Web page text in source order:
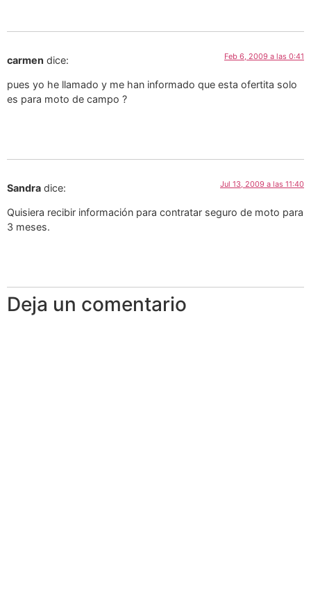
carmen dice: Feb 6, 2009 a las 0:41
pues yo he llamado y me han informado que esta ofertita solo
es para moto de campo ?
Sandra dice: Jul 13, 2009 a las 11:40
Quisiera recibir información para contratar seguro de moto para
3 meses.
Deja un comentario